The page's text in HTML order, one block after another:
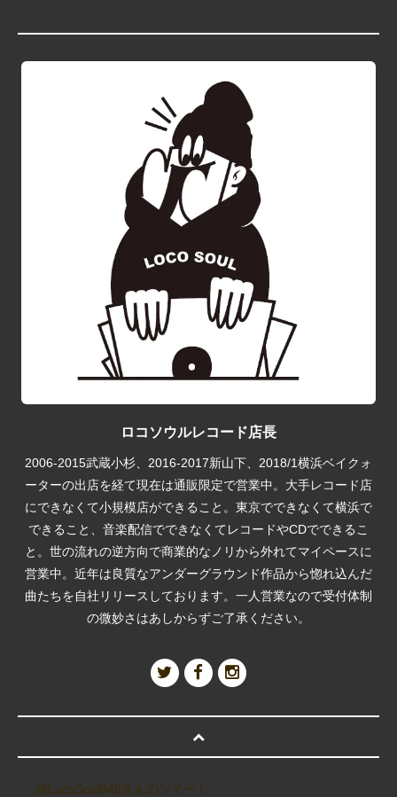
ロコソウルレコード店長
2006-2015武蔵小杉、2016-2017新山下、2018/1横浜ベイクォ
ーターの出店を経て現在は通販限定で営業中。大手レコード店
にできなくて小規模店ができること。東京でできなくて横浜で
できること、音楽配信でできなくてレコードやCDでできるこ
と。世の流れの逆方向で商業的なノリから外れてマイペースに
営業中。近年は良質なアンダーグラウンド作品から惚れ込んだ
曲たちを自社リリースしております。一人営業なので受付体制
の微妙さはあしからずご了承ください。
@LocoSoul045さんのツイート